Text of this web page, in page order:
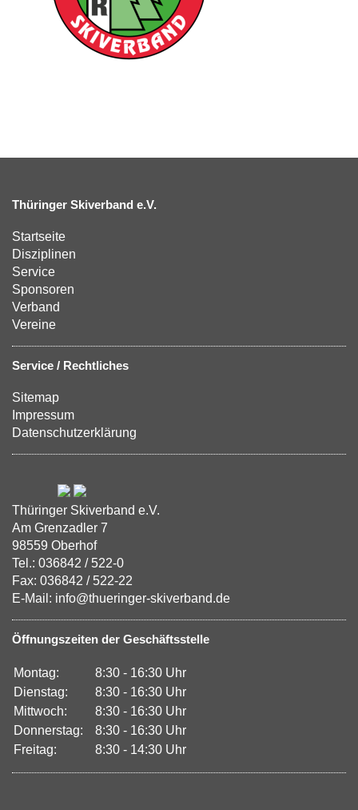
Thüringer Skiverband e.V.
Startseite
Disziplinen
Service
Sponsoren
Verband
Vereine
Service / Rechtliches
Sitemap
Impressum
Datenschutzerklärung
Thüringer Skiverband e.V.
Am Grenzadler 7
98559 Oberhof
Tel.: 036842 / 522-0
Fax: 036842 / 522-22
E-Mail: info@thueringer-skiverband.de
Öffnungszeiten der Geschäftsstelle
Montag:
8:30 - 16:30 Uhr
Dienstag:
8:30 - 16:30 Uhr
Mittwoch:
8:30 - 16:30 Uhr
Donnerstag:
8:30 - 16:30 Uhr
Freitag:
8:30 - 14:30 Uhr